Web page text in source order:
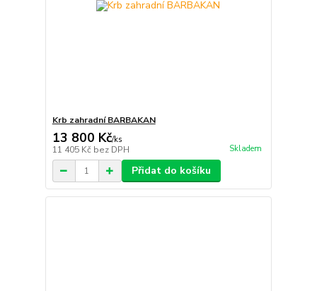
Krb zahradní BARBAKAN
13 800 Kč/ks
11 405 Kč bez DPH Skladem
Přidat do košíku